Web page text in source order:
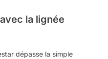
la lignée
dépasse la simple